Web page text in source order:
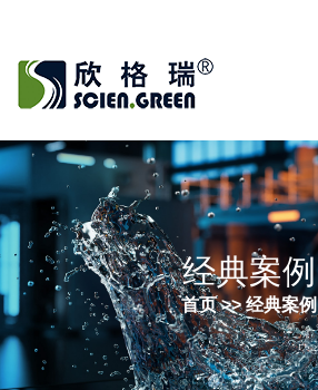
经典案例
首页>>经典案例